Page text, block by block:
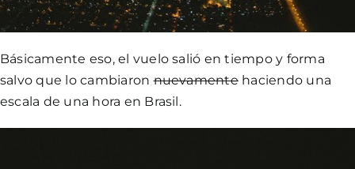
Básicamente eso, el vuelo salió en tiempo y forma
salvo que lo cambiaronnuevamentehaciendo una
escala de una hora en Brasil.